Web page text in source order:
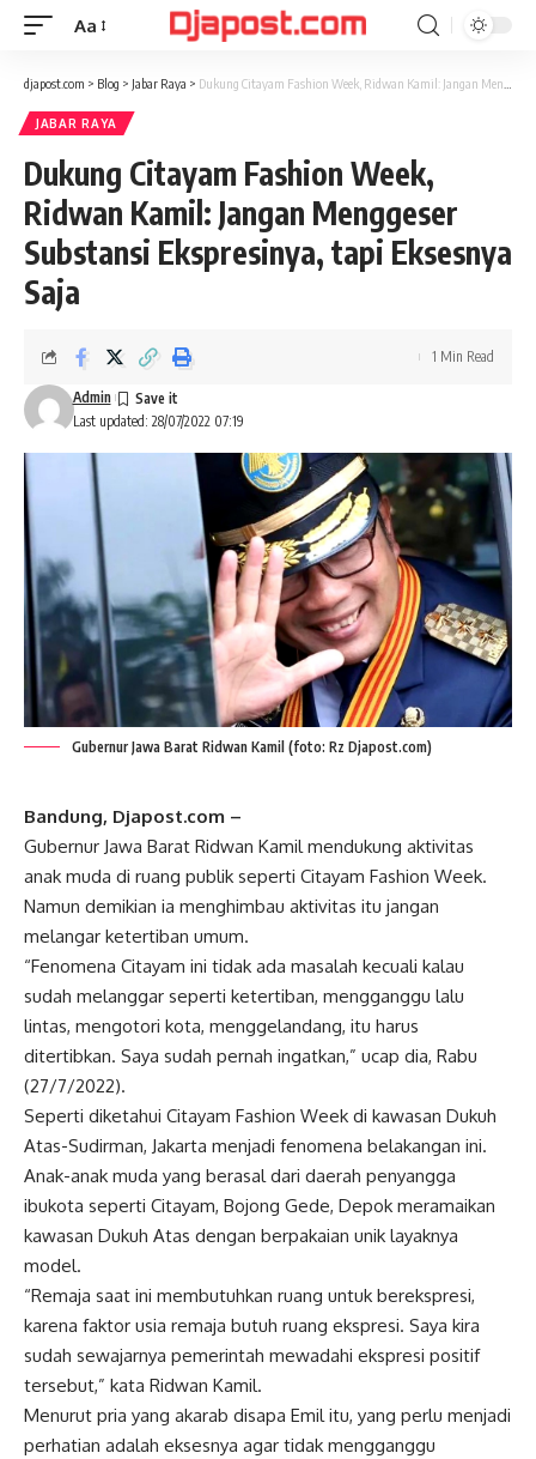
Font
Aa
djapost.com > Blog > Jabar Raya > Dukung Citayam Fashion Week, Ridwan Kamil: Jangan Menggeser Substansi Ekspresinya, tapi Eksesnya Saja
JABAR RAYA
Dukung Citayam Fashion Week,
Ridwan Kamil: Jangan Menggeser
Substansi Ekspresinya, tapi Eksesnya
Saja
Last updated: 28/07/2022 07:19
Admin
1 Min Read
Gubernur Jawa Barat Ridwan Kamil (foto: Rz Djapost.com)
Bandung, Djapost.com –
Gubernur Jawa Barat Ridwan Kamil mendukung aktivitas
anak muda di ruang publik seperti Citayam Fashion Week.
Namun demikian ia menghimbau aktivitas itu jangan
melangar ketertiban umum.
“Fenomena Citayam ini tidak ada masalah kecuali kalau
sudah melanggar seperti ketertiban, mengganggu lalu
lintas, mengotori kota, menggelandang, itu harus
ditertibkan. Saya sudah pernah ingatkan,” ucap dia, Rabu
(27/7/2022).
Seperti diketahui Citayam Fashion Week di kawasan Dukuh
Atas-Sudirman, Jakarta menjadi fenomena belakangan ini.
Anak-anak muda yang berasal dari daerah penyangga
ibukota seperti Citayam, Bojong Gede, Depok meramaikan
kawasan Dukuh Atas dengan berpakaian unik layaknya
model.
“Remaja saat ini membutuhkan ruang untuk berekspresi,
karena faktor usia remaja butuh ruang ekspresi. Saya kira
sudah sewajarnya pemerintah mewadahi ekspresi positif
tersebut,” kata Ridwan Kamil.
Menurut pria yang akarab disapa Emil itu, yang perlu menjadi
perhatian adalah eksesnya agar tidak mengganggu